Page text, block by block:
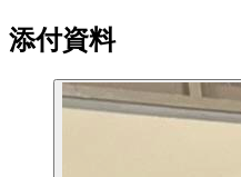
添付資料